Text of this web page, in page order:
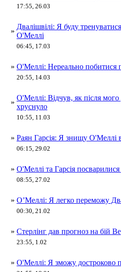
17:55, 26.03
»
Двалішвілі: Я буду
О'Меллі
06:45, 17.03
» О'Меллі: Нереально побитися
20:55, 14.03
»
О'Меллі: Відчув, як після
хруснуло
10:55, 11.03
» Раян Гарсія: Я знищу
06:15, 29.02
» О'Меллі та Гарсія
08:55, 27.02
» О’Меллі: Я легко переможу
00:30, 21.02
» Стерлінг дав прогноз на бій
23:55, 1.02
» О'Меллі: Я зможу достроково